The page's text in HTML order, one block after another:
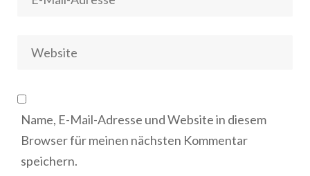
Name, E-Mail-Adresse und Website in diesem
Browser für meinen nächsten Kommentar
speichern.